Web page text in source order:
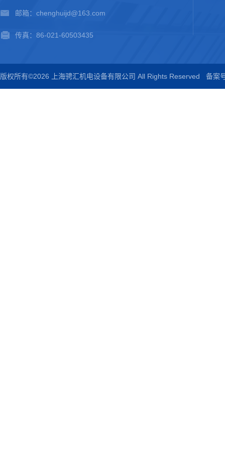
邮箱：chenghuijd@163.com
传真：86-021-60503435
版权所有©2026 上海骋汇机电设备有限公司 All Rights Reserved 备案